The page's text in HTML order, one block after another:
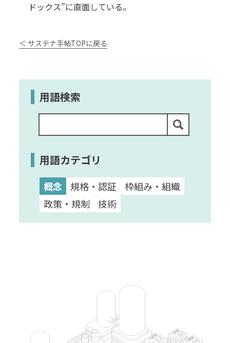
ドックス”に直面している。
＜ サステナ手帖TOPに戻る
用語検索
用語カテゴリ
概念 規格・認証
枠組み・組織
政策・規制
技術